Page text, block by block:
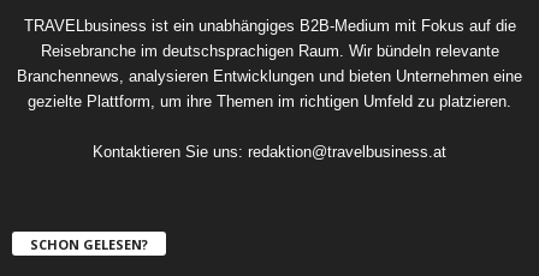
TRAVELbusiness ist ein unabhängiges B2B-Medium mit Fokus auf die
Reisebranche im deutschsprachigen Raum. Wir bündeln relevante
Branchennews, analysieren Entwicklungen und bieten Unternehmen eine
gezielte Plattform, um ihre Themen im richtigen Umfeld zu platzieren.
Kontaktieren Sie uns: redaktion@travelbusiness.at
SCHON GELESEN?